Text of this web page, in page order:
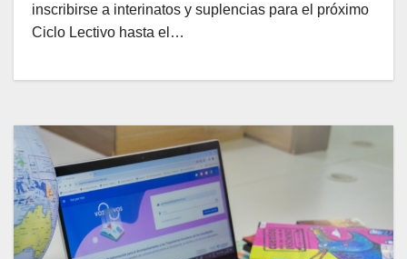
inscribirse a interinatos y suplencias para el próximo
Ciclo Lectivo hasta el…